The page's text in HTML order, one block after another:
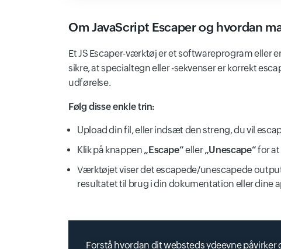
Om JavaScript Escaper og hvordan
Et JS Escaper-værktøj er et softwareprogram eller
sikre, at specialtegn eller -sekvenser er korrekt
udførelse.
Følg disse enkle trin:
Upload din fil, eller indsæt den streng, du vil
Klik på knappen „Escape“eller„Unescape“for
Værktøjet viser det escapede/unescapede
resultatet til brug i din dokumentation eller dine
Forstå hvordan dit websteds ydeevne